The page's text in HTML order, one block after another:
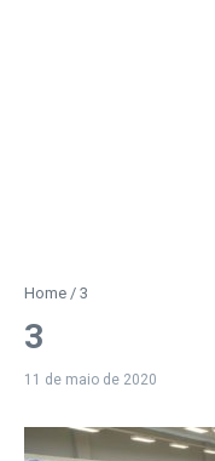
Home / 3
3
11 de maio de 2020